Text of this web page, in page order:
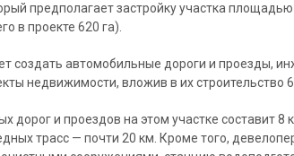
предполагает застройку участка
в проекте 620 га).
создать автомобильные дороги и проезды,
недвижимости, вложив в их строительство
и проездов на этом участке составит 8
трасс — почти 20 км. Кроме того,